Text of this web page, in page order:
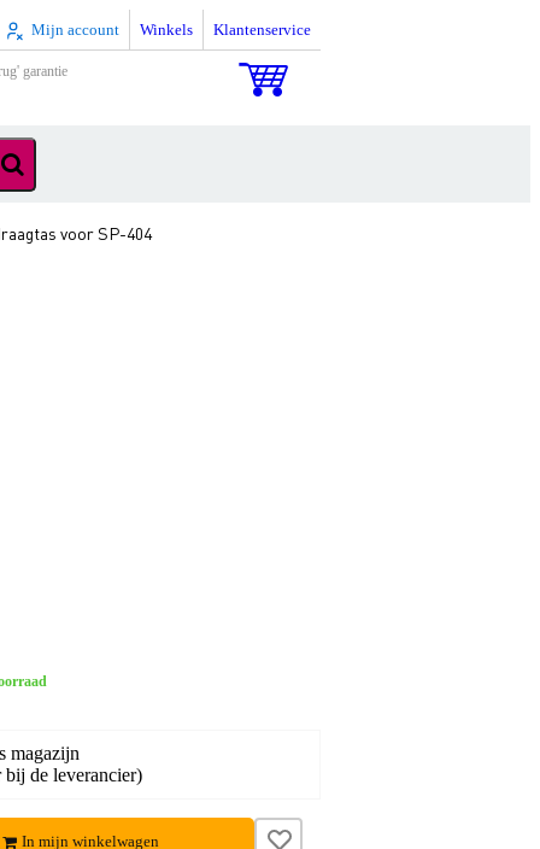
Mijn account Winkels Klantenservice
garantie
voor SP-404
magazijn
bij de leverancier)
In mijn winkelwagen